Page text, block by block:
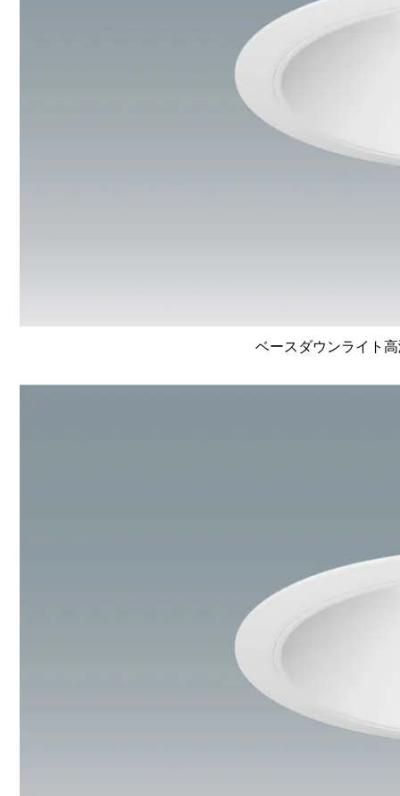
ベースダウンライト